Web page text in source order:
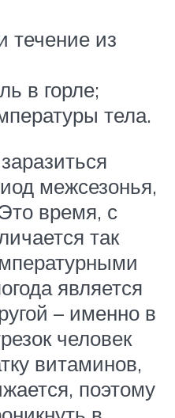
течение из
в горле;
тела.
межсезонья,
время, с
так
является
– именно в
человек
витаминов,
поэтому